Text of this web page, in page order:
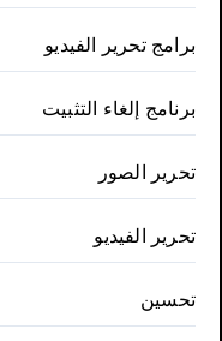
برامج تحرير الفيديو
برنامج إلغاء التثبيت
تحرير الصور
تحرير الفيديو
تحسين